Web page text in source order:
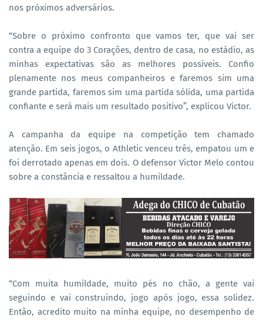
nos próximos adversários.
“Sobre o próximo confronto que vamos ter, que vai ser
contra a equipe do 3 Corações, dentro de casa, no estádio, as
minhas expectativas são as melhores possíveis. Confio
plenamente nos meus companheiros e faremos sim uma
grande partida, faremos sim uma partida sólida, uma partida
confiante e será mais um resultado positivo”, explicou Victor.
A campanha da equipe na competição tem chamado
atenção. Em seis jogos, o Athletic venceu três, empatou um e
foi derrotado apenas em dois. O defensor Victor Melo contou
sobre a constância e ressaltou a humildade.
“Com muita humildade, muito pés no chão, a gente vai
seguindo e vai construindo, jogo após jogo, essa solidez.
Então, acredito muito na minha equipe, no desempenho de